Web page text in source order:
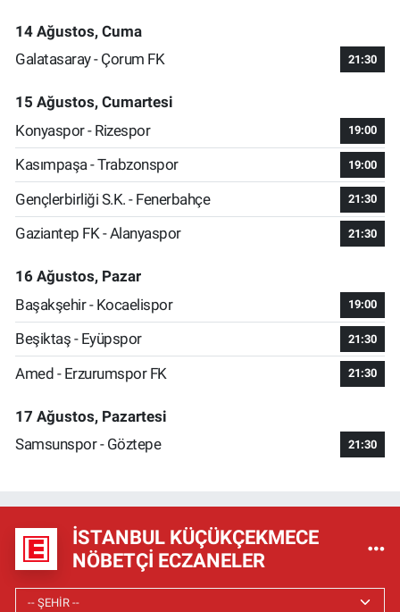
14 Ağustos, Cuma
Galatasaray - Çorum FK
21:30
15 Ağustos, Cumartesi
Konyaspor - Rizespor
19:00
Kasımpaşa - Trabzonspor 19:00
Gençlerbirliği S.K. - Fenerbahçe 21:30
Gaziantep FK - Alanyaspor 21:30
16 Ağustos, Pazar
Başakşehir - Kocaelispor
19:00
Beşiktaş - Eyüpspor 21:30
Amed - Erzurumspor FK 21:30
17 Ağustos, Pazartesi
Samsunspor - Göztepe
21:30
İSTANBUL KÜÇÜKÇEKMECE
NÖBETÇI ECZANELER